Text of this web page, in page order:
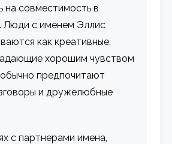
на совместимость в
Люди с именем Эллис
как креативные,
хорошим чувством
предпочитают
и дружелюбные
с партнерами имена,